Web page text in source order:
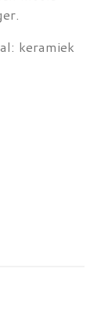
keramiek